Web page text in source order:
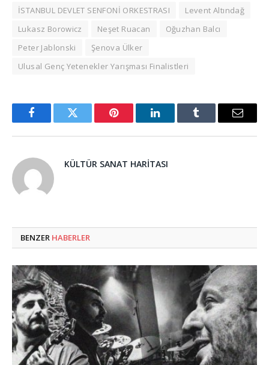
İSTANBUL DEVLET SENFONİ ORKESTRASI
Levent Altındağ
Lukasz Borowicz
Neşet Ruacan
Oğuzhan Balcı
Peter Jablonski
Şenova Ülker
Ulusal Genç Yetenekler Yarışması Finalistleri
FacebookTwitter Pinterest LinkedInTumblr Email
KÜLTÜR SANAT HARITASI
BENZER HABERLER